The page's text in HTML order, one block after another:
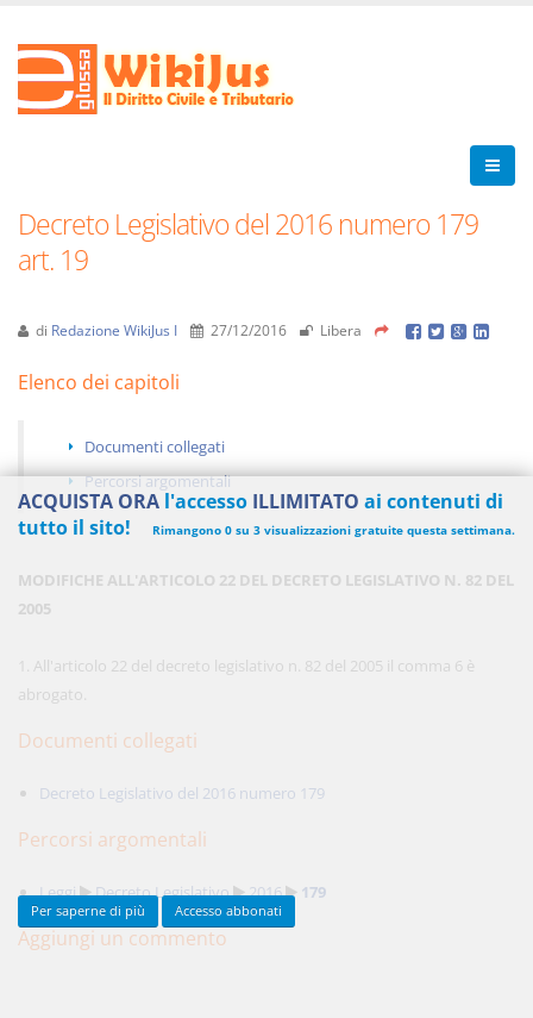
Decreto Legislativo del 2016 numero 179
art. 19
di Redazione WikiJus I 27/12/2016 Libera
Elenco dei capitoli
Documenti collegati
Percorsi argomentali
MODIFICHE ALL'ARTICOLO 22 DEL DECRETO LEGISLATIVO N. 82 DEL
2005
1. All'articolo 22 del decreto legislativo n. 82 del 2005 il comma 6 è
abrogato.
Documenti collegati
Decreto Legislativo del 2016 numero 179
Percorsi argomentali
Leggi Decreto Legislativo 2016 179
Aggiungi un commento
ACQUISTA ORA l'accesso ILLIMITATO ai contenuti di
tutto il sito!
Rimangono 0 su 3 visualizzazioni gratuite questa settimana.
anziché 570.00€ risparmi il 21%!
48,00 € MENSILI
Per saperne di più Accesso abbonati